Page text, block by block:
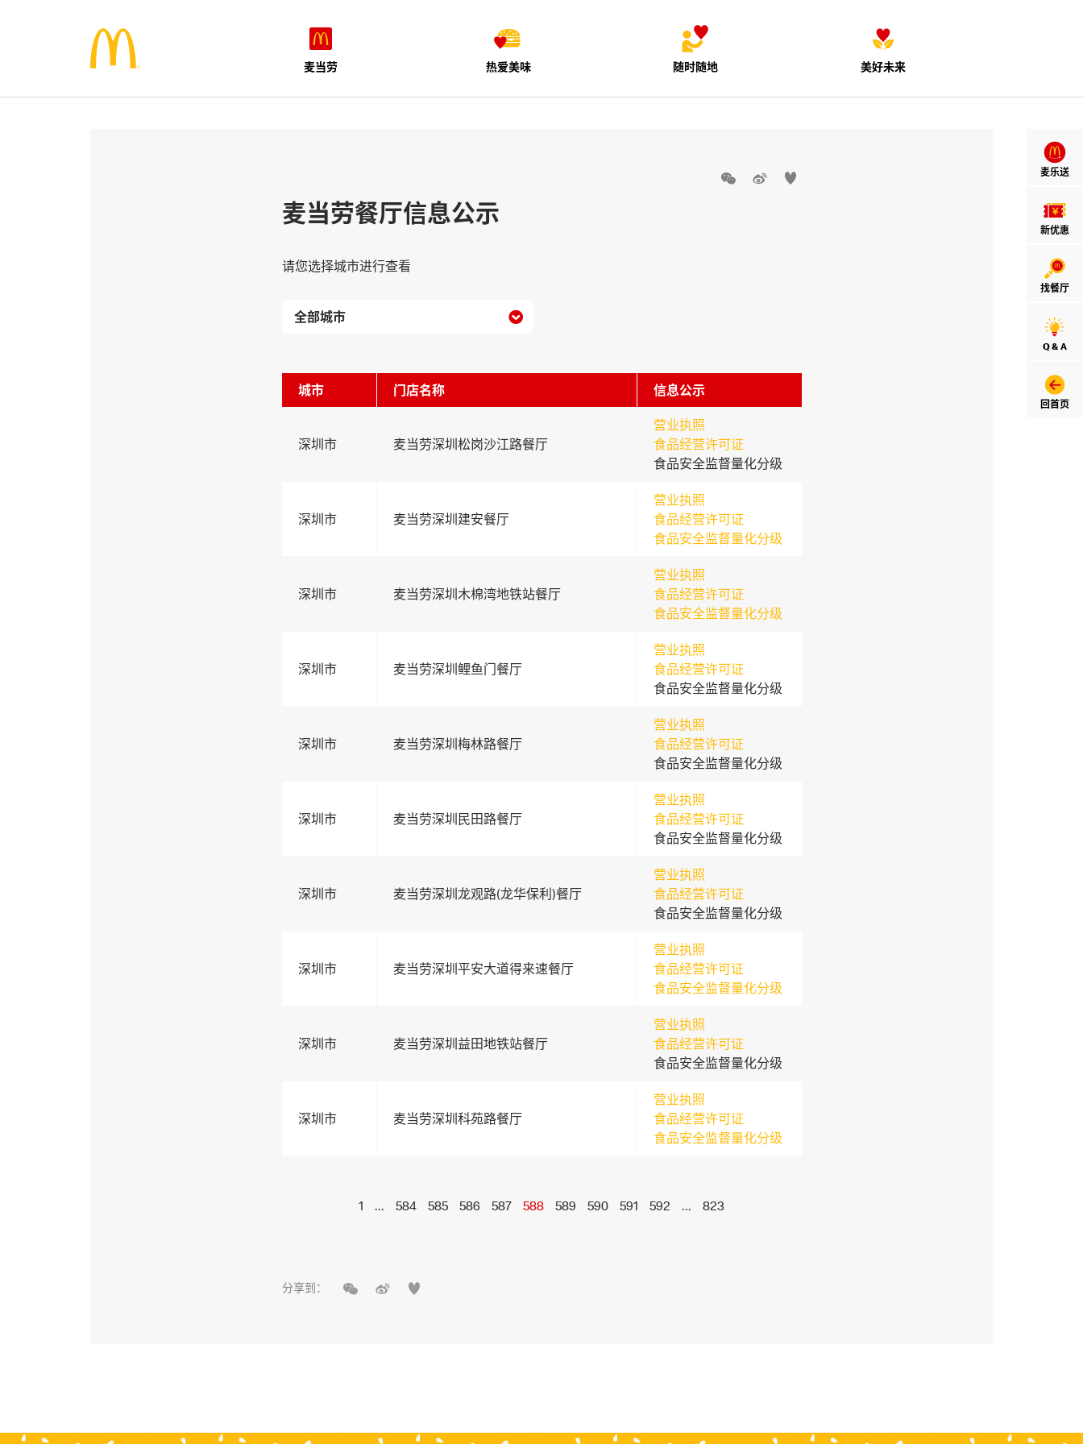
麦当劳 热爱美味 随时随地 美好未来
麦乐送
新优惠
找餐厅
Q & A
回首页
  
麦当劳餐厅信息公示
请您选择城市进行查看

城市 门店名称 信息公示
深圳市 麦当劳深圳松岗沙江路餐厅
营业执照
食品经营许可证
食品安全监督量化分级
深圳市 麦当劳深圳建安餐厅
营业执照
食品经营许可证
食品安全监督量化分级
深圳市 麦当劳深圳木棉湾地铁站餐厅
营业执照
食品经营许可证
食品安全监督量化分级
深圳市 麦当劳深圳鲤鱼门餐厅
营业执照
食品经营许可证
食品安全监督量化分级
深圳市 麦当劳深圳梅林路餐厅
营业执照
食品经营许可证
食品安全监督量化分级
深圳市 麦当劳深圳民田路餐厅
营业执照
食品经营许可证
食品安全监督量化分级
深圳市 麦当劳深圳龙观路(龙华保利)餐厅
营业执照
食品经营许可证
食品安全监督量化分级
深圳市 麦当劳深圳平安大道得来速餐厅
营业执照
食品经营许可证
食品安全监督量化分级
深圳市 麦当劳深圳益田地铁站餐厅
营业执照
食品经营许可证
食品安全监督量化分级
深圳市 麦当劳深圳科苑路餐厅
营业执照
食品经营许可证
食品安全监督量化分级
1 ... 584 585 586 587 588 589 590 591 592 ... 823
分享到：   